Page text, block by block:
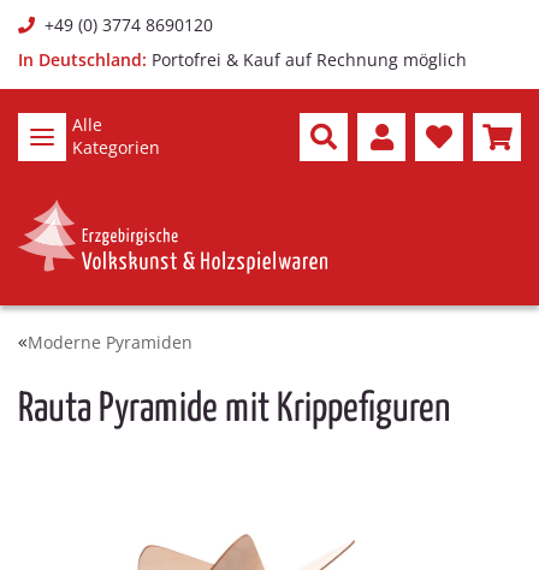
+49 (0) 3774 8690120
In Deutschland: Portofrei & Kauf auf Rechnung möglich
Alle
Kategorien
Moderne Pyramiden
Rauta Pyramide mit Krippefiguren